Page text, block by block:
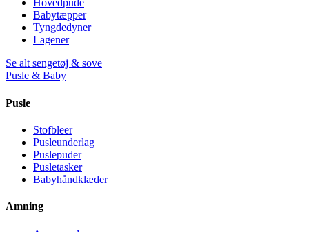
Hovedpude
Babytæpper
Tyngdedyner
Lagener
Se alt sengetøj & sove
Pusle & Baby
Pusle
Stofbleer
Pusleunderlag
Puslepuder
Pusletasker
Babyhåndklæder
Amning